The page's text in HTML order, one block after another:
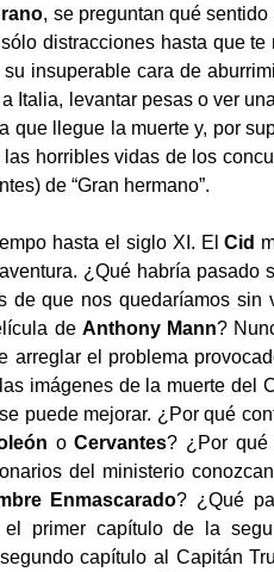
, se preguntan qué sentido
distracciones hasta que te
insuperable cara de
Italia, levantar pesas o ver
que llegue la muerte y, por
horribles vidas de los
de “Gran hermano”.
hasta el siglo XI. ElCid
¿Qué habría pasado
de que nos quedaríamos
de Anthony Mann?
arreglar el problema
imágenes de la muerte del
puede mejorar. ¿Por qué
oCervantes? ¿Por
del ministerio
Enmascarado? ¿Qué
primer capítulo de la
capítulo al Capitán